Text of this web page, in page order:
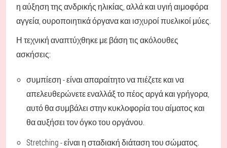
η αύξηση της ανδρικής ηλικίας, αλλά και υγιή αιμοφόρα
αγγεία, ουροποιητικά όργανα και ισχυροί πυελικοί μύες.
Η τεχνική αναπτύχθηκε με βάση τις ακόλουθες
ασκήσεις:
συμπίεση - είναι απαραίτητο να πιέζετε και να
απελευθερώνετε εναλλάξ το πέος αργά και γρήγορα,
αυτό θα συμβάλει στην κυκλοφορία του αίματος και
θα αυξήσει τον όγκο του οργάνου.
Stretching - είναι η σταδιακή διάταση του σώματος.